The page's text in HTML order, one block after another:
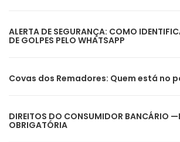
ALERTA DE SEGURANÇA: COMO
DE GOLPES PELO WHATSAPP
Covas dos Remadores: Quem está no
DIREITOS DO CONSUMIDOR BANCÁRIO
OBRIGATÓRIA